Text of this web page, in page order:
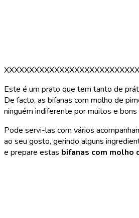
Este é um prato que tem tanto de
De facto, as bifanas com molho de
ninguém indiferente por muitos e
Pode servi-las com vários
ao seu gosto, gerindo alguns
e prepare estas bifanas com molho